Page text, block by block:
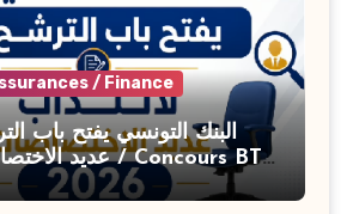
/ Finance
البنك التونسي يفتح باب
Tunisie 2026